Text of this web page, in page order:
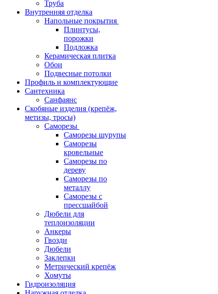
Труба
Внутренняя отделка
Напольные покрытия
Плинтусы,
порожки
Подложка
Керамическая плитка
Обои
Подвесные потолки
Профиль и комплектующие
Сантехника
Санфаянс
Скобяные изделия (крепёж,
метизы, тросы)
Саморезы
Саморезы шурупы
Саморезы
кровельные
Саморезы по
дереву
Саморезы по
металлу
Саморезы с
прессшайбой
Дюбели для
теплоизоляции
Анкеры
Гвозди
Дюбели
Заклепки
Метрический крепёж
Хомуты
Гидроизоляция